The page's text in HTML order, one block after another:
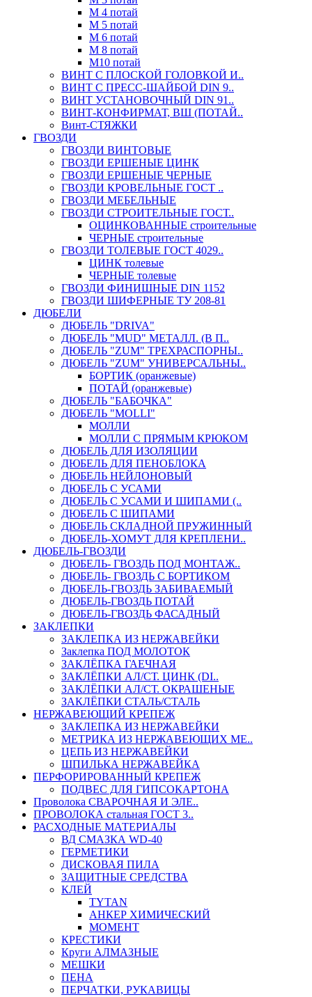
М 4 потай
М 5 потай
М 6 потай
М 8 потай
М10 потай
ВИНТ С ПЛОСКОЙ ГОЛОВКОЙ И..
ВИНТ С ПРЕСС-ШАЙБОЙ DIN 9..
ВИНТ УСТАНОВОЧНЫЙ DIN 91..
ВИНТ-КОНФИРМАТ, ВШ (ПОТАЙ..
Винт-СТЯЖКИ
ГВОЗДИ
ГВОЗДИ ВИНТОВЫЕ
ГВОЗДИ ЕРШЕНЫЕ ЦИНК
ГВОЗДИ ЕРШЕНЫЕ ЧЕРНЫЕ
ГВОЗДИ КРОВЕЛЬНЫЕ ГОСТ ..
ГВОЗДИ МЕБЕЛЬНЫЕ
ГВОЗДИ СТРОИТЕЛЬНЫЕ ГОСТ..
ОЦИНКОВАННЫЕ строительные
ЧЕРНЫЕ строительные
ГВОЗДИ ТОЛЕВЫЕ ГОСТ 4029..
ЦИНК толевые
ЧЕРНЫЕ толевые
ГВОЗДИ ФИНИШНЫЕ DIN 1152
ГВОЗДИ ШИФЕРНЫЕ ТУ 208-81
ДЮБЕЛИ
ДЮБЕЛЬ "DRIVA"
ДЮБЕЛЬ "MUD" МЕТАЛЛ. (В П..
ДЮБЕЛЬ "ZUM" ТРЕХРАСПОРНЫ..
ДЮБЕЛЬ "ZUM" УНИВЕРСАЛЬНЫ..
БОРТИК (оранжевые)
ПОТАЙ (оранжевые)
ДЮБЕЛЬ "БАБОЧКА"
ДЮБЕЛЬ "МOLLI"
МОЛЛИ
МОЛЛИ С ПРЯМЫМ КРЮКОМ
ДЮБЕЛЬ ДЛЯ ИЗОЛЯЦИИ
ДЮБЕЛЬ ДЛЯ ПЕНОБЛОКА
ДЮБЕЛЬ НЕЙЛОНОВЫЙ
ДЮБЕЛЬ С УСАМИ
ДЮБЕЛЬ С УСАМИ И ШИПАМИ (..
ДЮБЕЛЬ С ШИПАМИ
ДЮБЕЛЬ СКЛАДНОЙ ПРУЖИННЫЙ
ДЮБЕЛЬ-ХОМУТ ДЛЯ КРЕПЛЕНИ..
ДЮБЕЛЬ-ГВОЗДИ
ДЮБЕЛЬ- ГВОЗДЬ ПОД МОНТАЖ..
ДЮБЕЛЬ- ГВОЗДЬ С БОРТИКОМ
ДЮБЕЛЬ-ГВОЗДЬ ЗАБИВАЕМЫЙ
ДЮБЕЛЬ-ГВОЗДЬ ПОТАЙ
ДЮБЕЛЬ-ГВОЗДЬ ФАСАДНЫЙ
ЗАКЛЕПКИ
ЗАКЛЕПКА ИЗ НЕРЖАВЕЙКИ
Заклепка ПОД МОЛОТОК
ЗАКЛЁПКА ГАЕЧНАЯ
ЗАКЛЁПКИ АЛ/СТ. ЦИНК (DI..
ЗАКЛЁПКИ АЛ/СТ. ОКРАШЕНЫЕ
ЗАКЛЁПКИ СТАЛЬ/СТАЛЬ
НЕРЖАВЕЮЩИЙ КРЕПЕЖ
ЗАКЛЕПКА ИЗ НЕРЖАВЕЙКИ
МЕТРИКА ИЗ НЕРЖАВЕЮЩИХ МЕ..
ЦЕПЬ ИЗ НЕРЖАВЕЙКИ
ШПИЛЬКА НЕРЖАВЕЙКА
ПЕРФОРИРОВАННЫЙ КРЕПЕЖ
ПОДВЕС ДЛЯ ГИПСОКАРТОНА
Проволока СВАРОЧНАЯ И ЭЛЕ..
ПРОВОЛОКА стальная ГОСТ 3..
РАСХОДНЫЕ МАТЕРИАЛЫ
ВД СМАЗКА WD-40
ГЕРМЕТИКИ
ДИСКОВАЯ ПИЛА
ЗАЩИТНЫЕ СРЕДСТВА
КЛЕЙ
TYTAN
АНКЕР ХИМИЧЕСКИЙ
МОМЕНТ
КРЕСТИКИ
Круги АЛМАЗНЫЕ
МЕШКИ
ПЕНА
ПЕРЧАТКИ, РУКАВИЦЫ